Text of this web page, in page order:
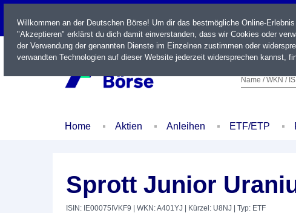
LIVE
Name / WKN /
Home Aktien Anleihen ETF/ETP
Sprott Junior
ISIN: IE00075IVKF9 | WKN: A401YJ | Kürzel: U8NJ | Typ: ETF
Willkommen an der Deutschen Börse! Um dir das bestmögliche Online-
"Akzeptieren" erklärst du dich damit einverstanden, dass wir Cookies oder
der Verwendung der genannten Dienste im Einzelnen zustimmen oder
verwandten Technologien auf dieser Website jederzeit widersprechen kannst,